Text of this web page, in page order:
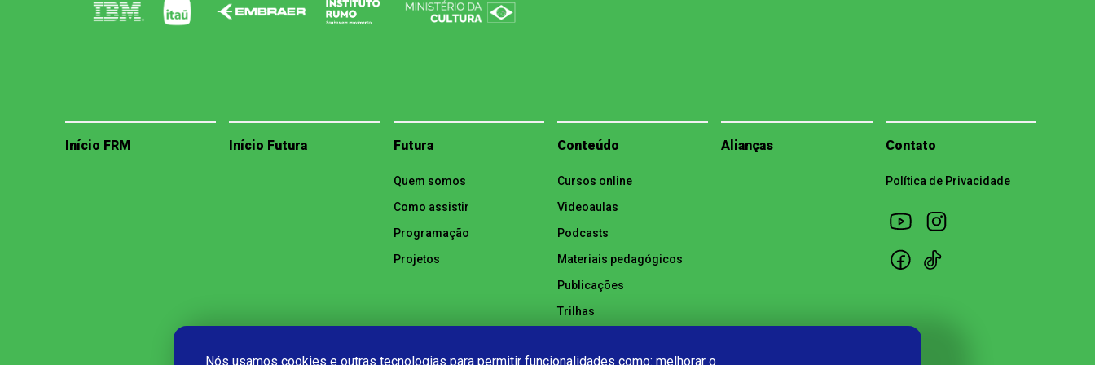
Início FRM Início Futura Futura
Quem somos
Como assistir
Programação
Projetos
Conteúdo
Cursos online
Videoaulas
Podcasts
Materiais pedagógicos
Publicações
Trilhas
Alianças Contato
Política de Privacidade
Nós usamos cookies e outras tecnologias para permitir funcionalidades como: melhorar o